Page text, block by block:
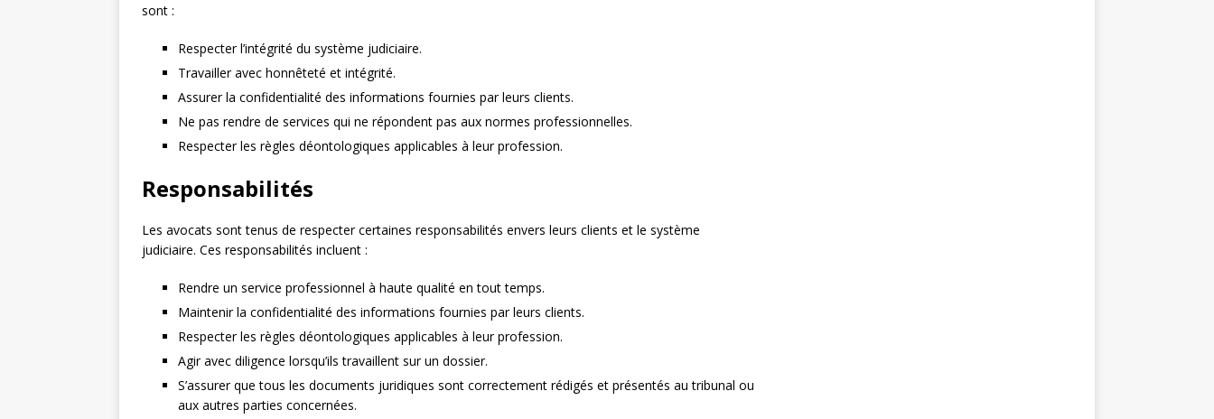
sont :
Respecter l’intégrité du système judiciaire.
Travailler avec honnêteté et intégrité.
Assurer la confidentialité des informations fournies par leurs clients.
Ne pas rendre de services qui ne répondent pas aux normes professionnelles.
Respecter les règles déontologiques applicables à leur profession.
Responsabilités
Les avocats sont tenus de respecter certaines responsabilités envers leurs clients et le système
judiciaire. Ces responsabilités incluent :
Rendre un service professionnel à haute qualité en tout temps.
Maintenir la confidentialité des informations fournies par leurs clients.
Respecter les règles déontologiques applicables à leur profession.
Agir avec diligence lorsqu’ils travaillent sur un dossier.
S’assurer que tous les documents juridiques sont correctement rédigés et présentés au tribunal ou
aux autres parties concernées.